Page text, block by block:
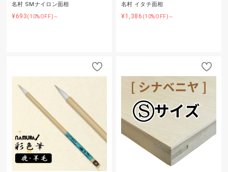
名村 SMナイロン面相
¥693(10%OFF)～
名村 イタチ面相
¥1,386 (10%OFF)～